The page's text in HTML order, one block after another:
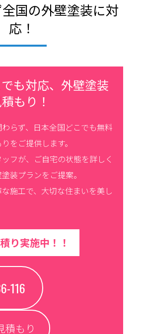
国の外壁塗装に対
応！
も対応、外壁塗装
もり！
らず、日本全国どこでも無料
をご提供します。
フが、ご自宅の状態を詳しく
装プランをご提案。
施工で、大切な住まいを美し
り実施中！！
116
積もり